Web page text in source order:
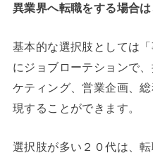
異業界へ転職をする場合
基本的な選択肢としては
にジョブローテションで
ケティング、営業企画、
現することができます。
選択肢が多い２０代は、